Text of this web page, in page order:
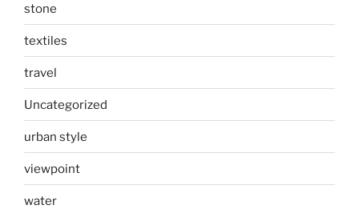
stone
textiles
travel
Uncategorized
urban style
viewpoint
water